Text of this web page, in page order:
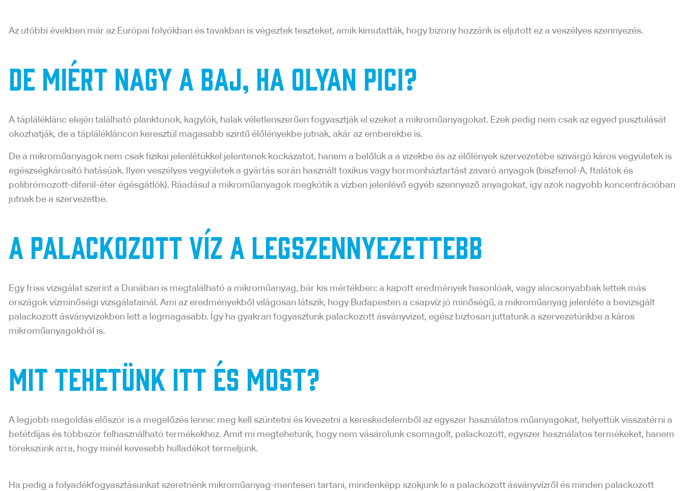
Az utóbbi években már az Európai folyókban és tavakban is végeztek teszteket, amik kimutatták, hogy bizony hozzánk is eljutott ez a veszélyes szennyezés.
De miért nagy a baj, ha olyan pici?
A tápláléklánc elején található planktonok, kagylók, halak véletlenszerűen fogyasztják el ezeket a mikroműanyagokat. Ezek pedig nem csak az egyed pusztulását
okozhatják, de a táplálékláncon keresztül magasabb szintű élőlényekbe jutnak, akár az emberekbe is.
De a mikroműanyagok nem csak fizikai jelenlétükkel jelentenek kockázatot, hanem a belőlük a a vizekbe és az élőlények szervezetébe szivárgó káros vegyületek is
egészségkárosító hatásúak. Ilyen veszélyes vegyületek a gyártás során használt toxikus vagy hormonháztartást zavaró anyagok (biszfenol-A, ftalátok és
polibrómozott-difenil-éter égésgátlók). Ráadásul a mikroműanyagok megkötik a vízben jelenlévő egyéb szennyező anyagokat, így azok nagyobb koncentrációban
jutnak be a szervezetbe.
A palackozott víz a legszennyezettebb
Egy friss vizsgálat szerint a Dunában is megtalálható a mikroműanyag, bár kis mértékben: a kapott eredmények hasonlóak, vagy alacsonyabbak lettek más
országok vízminőségi vizsgálatainál. Ami az eredményekből világosan látszik, hogy Budapesten a csapvíz jó minőségű, a mikroműanyag jelenléte a bevizsgált
palackozott ásványvizekben lett a legmagasabb. Így ha gyakran fogyasztunk palackozott ásványvizet, egész biztosan juttatunk a szervezetünkbe a káros
mikroműanyagokból is.
Mit tehetünk itt és most?
A legjobb megoldás először is a megelőzés lenne: meg kell szüntetni és kivezetni a kereskedelemből az egyszer használatos műanyagokat, helyettük visszatérni a
betétdíjas és többször felhasználható termékekhez. Amit mi megtehetünk, hogy nem vásárolunk csomagolt, palackozott, egyszer használatos termékeket, hanem
törekszünk arra, hogy minél kevesebb hulladékot termeljünk.
Ha pedig a folyadékfogyasztásunkat szeretnénk mikroműanyag-mentesen tartani, mindenképp szokjunk le a palackozott ásványvízről és minden palackozott